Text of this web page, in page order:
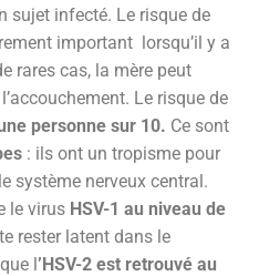
sujet infecté. Le risque de
important lorsqu’il y a
rares cas, la mère peut
Le risque de
personne sur 10. Ce sont
: ils ont un tropisme pour
système nerveux central.
le virus HSV-1 au niveau de
rester latent dans le
l ’HSV-2 est retrouvé au